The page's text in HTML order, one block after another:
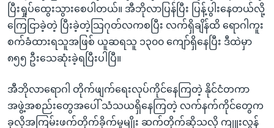
ပြီးရှုပ်ထွေးသွားစေပါတယ်။ အီဘိုလာပြန်ပြီး ပြန့်ပွါးနေတယ်လို့
ကြေငြာခဲ့တဲ့ ပြီးခဲ့တဲ့သြဂုတ်လကစပြီး လက်ရှိချိန်ထိ ရောဂါကူး
စက်ခံထားရသူအဖြစ် ယူဆရသူ ၁၃၀၀ ကျော်ရှိနေပြီး ဒီထဲမှာ
၈၅၅ ဦးသေဆုံးခဲ့ရပြီးပါပြီ။
အီဘိုလာရောဂါ တိုက်ဖျက်ရေးလုပ်ကိုင်နေကြတဲ့ နိုင်ငံတကာ
အဖွဲ့အစည်းတွေအပေါ် သံသယရှိနေကြတဲ့ လက်နက်ကိုင်တွေက
ခုလိုအကြမ်းဖက်တိုက်ခိုက်မှုမျိုး ဆက်တိုက်ဆိုသလို ကျူးလွန်